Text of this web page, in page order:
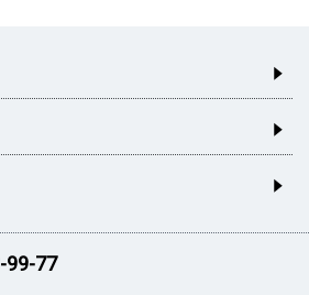
99-77